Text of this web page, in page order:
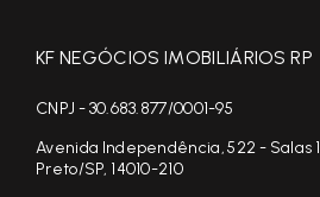
KF NEGÓCIOS IMOBILIÁRIOS RP
CNPJ - 30.683.877/0001-95
Avenida Independência, 522 - Salas
Preto/SP, 14010-210